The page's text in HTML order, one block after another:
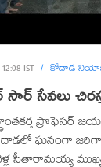
IST / కోదాడ
సేవలు
ప్రొఫెసర్
ఘనంగా
సీతారామయ్య